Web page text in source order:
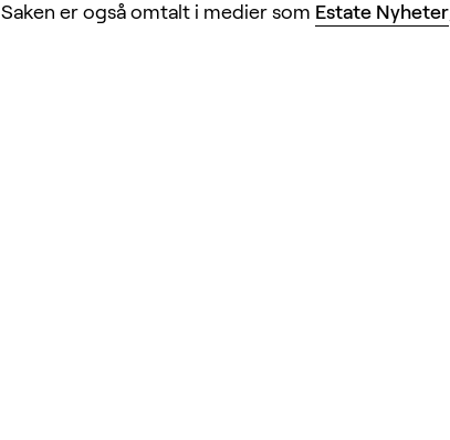
Saken er også omtalt i medier som Estate Nyheter